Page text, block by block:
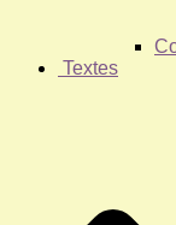
Textes